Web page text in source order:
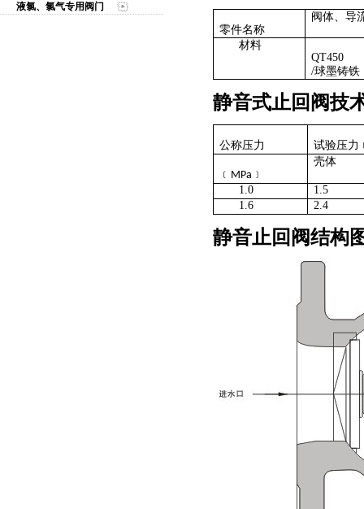
液氯、氯气专用阀门
零件名称
阀体、导
材料
QT450
/球墨铸铁
静音式止回阀技
公称压力 试验压力
﹝ MPa ﹞
壳体
1.0
1.5
1.6
2.4
静音止回阀结构